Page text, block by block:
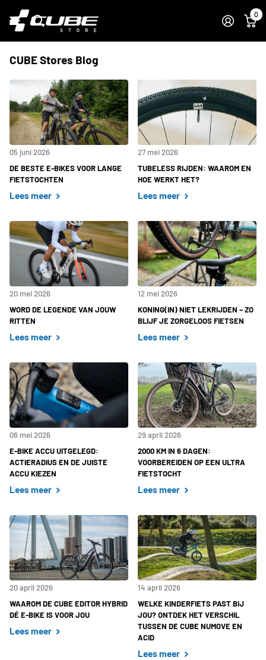
0
CUBE Stores Blog
05 juni 2026
DE BESTE E-BIKES VOOR LANGE
FIETSTOCHTEN
Lees meer
27 mei 2026
TUBELESS RIJDEN: WAAROM EN
HOE WERKT HET?
Lees meer
20 mei 2026
WORD DE LEGENDE VAN JOUW
RITTEN
Lees meer
12 mei 2026
KONING(IN) NIET LEKRIJDEN – ZO
BLIJF JE ZORGELOOS FIETSEN
Lees meer
06 mei 2026
E-BIKE ACCU UITGELEGD:
ACTIERADIUS EN DE JUISTE
ACCU KIEZEN
Lees meer
29 april 2026
2000 KM IN 6 DAGEN:
VOORBEREIDEN OP EEN ULTRA
FIETSTOCHT
Lees meer
20 april 2026
WAAROM DE CUBE EDITOR HYBRID
DÉ E-BIKE IS VOOR JOU
Lees meer
14 april 2026
WELKE KINDERFIETS PAST BIJ
JOU? ONTDEK HET VERSCHIL
TUSSEN DE CUBE NUMOVE EN
ACID
Lees meer